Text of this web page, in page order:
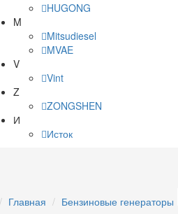
HUGONG
M
Mitsudiesel
MVAE
V
Vint
Z
ZONGSHEN
И
Исток
Главная Бензиновые генераторы